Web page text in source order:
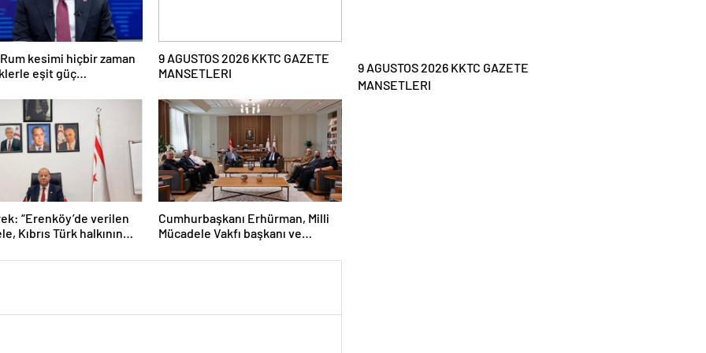
kesimi hiçbir zaman
eşit güç
Bu iki iki daha dört
bir konu”
9 AGUSTOS 2026 KKTC GAZETE
MANSETLERI
“Erenköy’de verilen
Kıbrıs Türk halkının
göstergelerinden biri”
Cumhurbaşkanı Erhürman, Milli
Mücadele Vakfı başkanı ve
etti
9 AGUSTOS 2026 KKTC GAZETE
MANSETLERI